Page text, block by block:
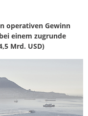
operativen Gewinn
einem zugrunde
Mrd. USD)